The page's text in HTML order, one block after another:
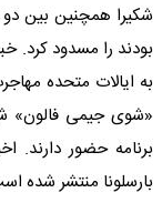
شکیرا همچنین بین
بودند را مسدود کرد.
به ایالات متحده
«شوی جیمی فالون»
برنامه حضور دارند.
بارسلونا منتشر شده